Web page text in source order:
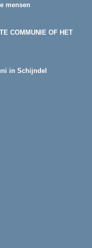
mensen
COMMUNIE OF HET
in Schijndel